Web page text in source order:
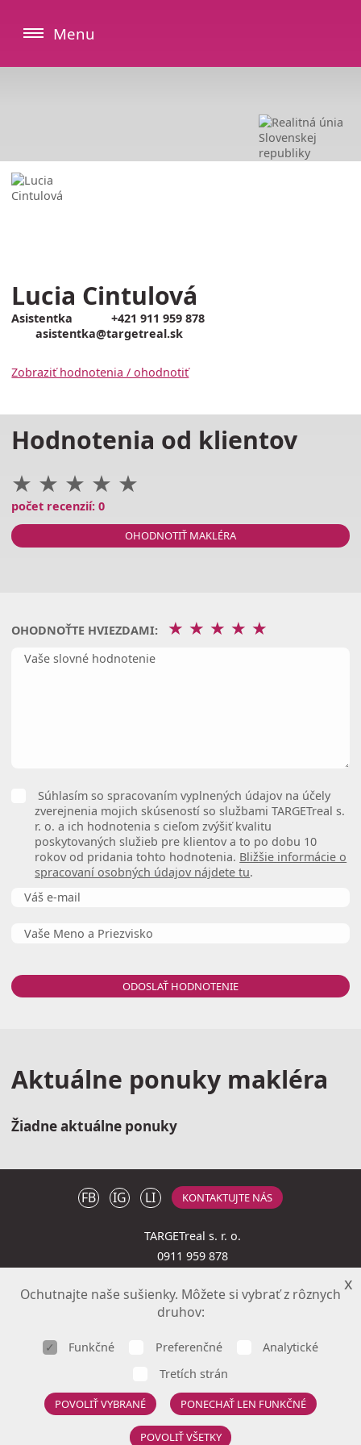
Menu
Lucia Cintulová
Asistentka +421 911 959 878
Zobraziť hodnotenia / ohodnotiť
Hodnotenia od klientov
★ ★ ★ ★ ★
počet recenzií: 0
OHODNOTIŤ MAKLÉRA
OHODNOŤTE HVIEZDAMI: ★ ★ ★ ★ ★
Súhlasím so spracovaním vyplnených údajov na účely
zverejnenia mojich skúseností so službami TARGETreal s.
r. o. a ich hodnotenia s cieľom zvýšiť kvalitu
poskytovaných služieb pre klientov a to po dobu 10
rokov od pridania tohto hodnotenia. Bližšie informácie o
spracovaní osobných údajov nájdete tu.
ODOSLAŤ HODNOTENIE
Aktuálne ponuky makléra
Žiadne aktuálne ponuky
TARGETreal s. r. o.
0911 959 878
FB IG LI KONTAKTUJTE NÁS
Články
Naše služby
Všeobecné obchodné podmienky
Ochrana osobných údajov
Ochutnajte naše sušienky. Môžete si vybrať z rôznych
druhov:
Funkčné Preferenčné
Analytické
Tretích strán
POVOLIŤ VYBRANÉ PONECHAŤ LEN FUNKČNÉ
POVOLIŤ VŠETKY
x